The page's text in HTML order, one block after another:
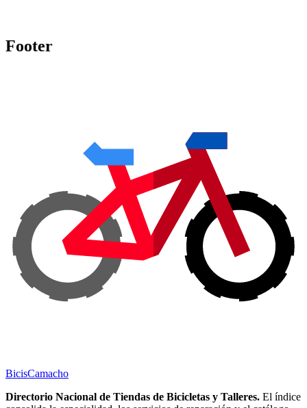
Footer
BicisCamacho
Directorio Nacional de Tiendas de Bicicletas y Talleres. El índice